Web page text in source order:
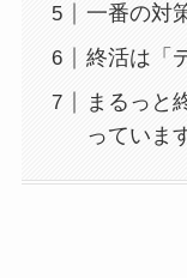
一番の対
終活は「
まるっと
っていま